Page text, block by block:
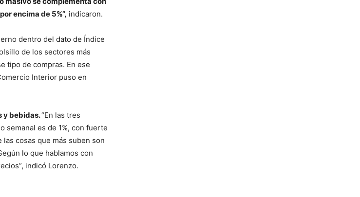
encima de 5%”, indicaron.
dentro del dato de Índice
de los sectores más
tipo de compras. En ese
Interior puso en
y bebidas.“En las tres
semanal es de 1%, con fuerte
las cosas que más suben son
lo que hablamos con
indicó Lorenzo.